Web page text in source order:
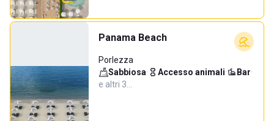
Panama Beach
Porlezza
Sabbiosa· Accesso animali· Bar·
e altri 3…